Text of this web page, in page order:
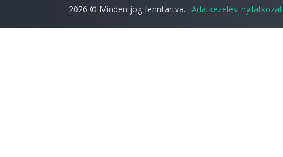
2026 © Minden jog fenntartva. Adatkezelési nyilatkozat